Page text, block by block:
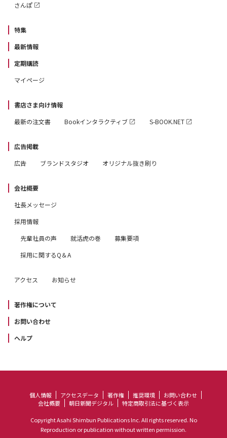
さんぽ
特集
最新情報
定期購読
マイページ
書店さま向け情報
最新の注文書
Bookインタラクティブ S-BOOK.NET
広告掲載
広告
ブランドスタジオ オリジナル抜き刷り
会社概要
社長メッセージ
採用情報
先輩社員の声
就活虎の巻
募集要項
採用に関するQ＆A
アクセス お知らせ
著作権について
お問い合わせ
ヘルプ
個人情報 アクセスデータ 著作権 推奨環境
お問い合わせ
会社概要
朝日新聞デジタル 特定商取引法に基づく表示
Copyright Asahi Shimbun Publications Inc. All rights reserved. No
Reproduction or publication without written permission.